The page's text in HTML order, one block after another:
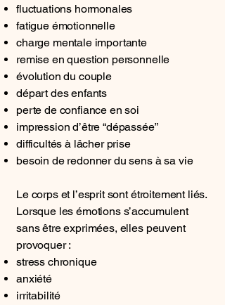
fluctuations hormonales
fatigue émotionnelle
charge mentale importante
remise en question personnelle
évolution du couple
départ des enfants
perte de confiance en soi
impression d’être “dépassée”
difficultés à lâcher prise
besoin de redonner du sens à sa vie
Le corps et l’esprit sont étroitement liés.
Lorsque les émotions s’accumulent
sans être exprimées, elles peuvent
provoquer :
stress chronique
anxiété
irritabilité